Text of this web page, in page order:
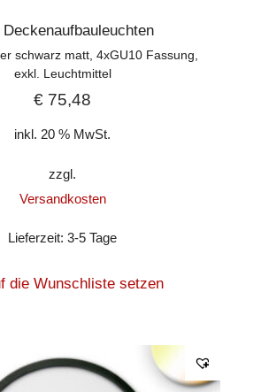
Deckenaufbauleuchten
schwarz matt, 4xGU10 Fassung,
exkl. Leuchtmittel
€ 75,48
inkl. 20 % MwSt.
zzgl.
Versandkosten
Lieferzeit:3-5 Tage
die Wunschliste setzen